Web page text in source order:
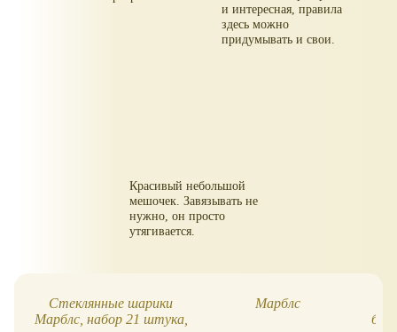
и интересная, правила
здесь можно
придумывать и свои.
Красивый небольшой
мешочек. Завязывать не
нужно, он просто
утягивается.
Стеклянные шарики
Марблс, набор 21 штука,
Марблс